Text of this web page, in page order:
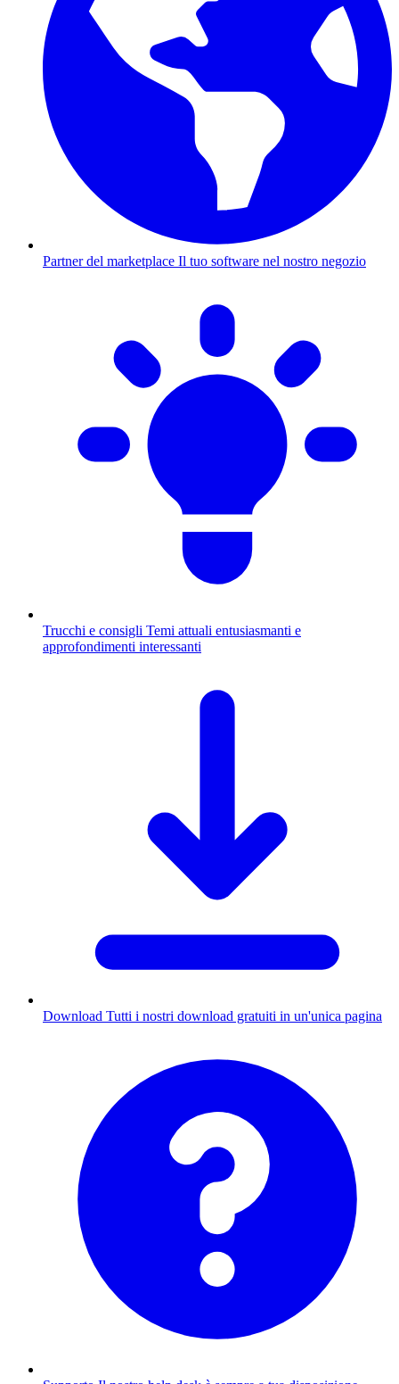
Partner del marketplace Il tuo software nel nostro negozio
Trucchi e consigli Temi attuali entusiasmanti e
approfondimenti interessanti
Download Tutti i nostri download gratuiti in un'unica pagina